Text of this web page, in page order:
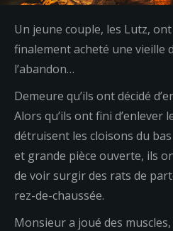
Un jeune couple, les Lutz,
finalement acheté une vieille
l’abandon…
Demeure qu’ils ont décidé
Alors qu’ils ont fini d’enlever
détruisent les cloisons du
et grande pièce ouverte, ils
de voir surgir des rats de
rez-de-chaussée.
Monsieur a joué des